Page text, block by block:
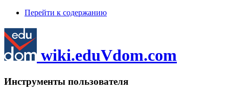
Перейти к содержанию
wiki.eduVdom.com
Инструменты пользователя